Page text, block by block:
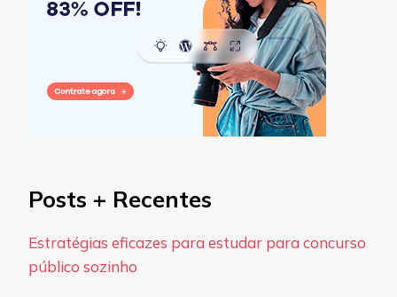
Posts + Recentes
Estratégias eficazes para estudar para concurso
público sozinho